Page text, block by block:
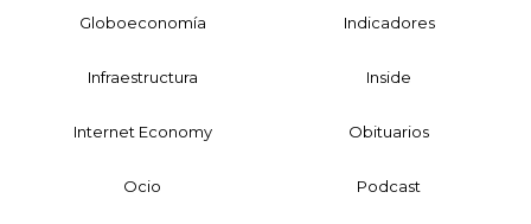
Globoeconomía Indicadores
Infraestructura Inside
Internet Economy Obituarios
Ocio Podcast